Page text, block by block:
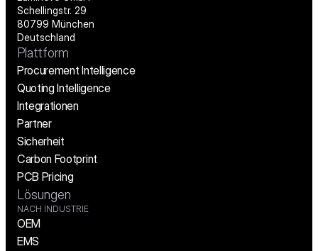
Schellingstr. 29
80799 München
Deutschland
Plattform
Procurement Intelligence
Quoting Intelligence
Integrationen
Partner
Sicherheit
Carbon Footprint
PCB Pricing
Lösungen
NACH INDUSTRIE
OEM
EMS